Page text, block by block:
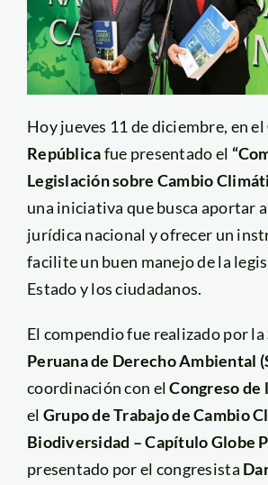
Hoy jueves 11 de diciembre, en el
Repúblicafue presentado el
Legislación sobre Cambio
una iniciativa que busca aportar
jurídica nacional y ofrecer un
facilite un buen manejo de la
Estado y los ciudadanos.
El compendio fue realizado por la
Peruana de Derecho Ambiental
coordinación con elCongreso de
el Grupo de Trabajo de Cambio
Biodiversidad – Capítulo Globe
presentado por el congresista